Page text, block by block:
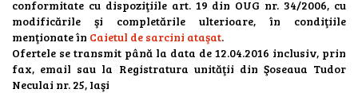
conformitate cu dispoziţiile art. 19 din OUG nr. 34/2006, cu
modificările şi completările ulterioare, în condiţiile
menţionate în Caietul de sarcini ataşat.
Ofertele se transmit până la data de 12.04.2016 inclusiv, prin
fax, email sau la Registratura unităţii din Şoseaua Tudor
Neculai nr. 25, Iaşi